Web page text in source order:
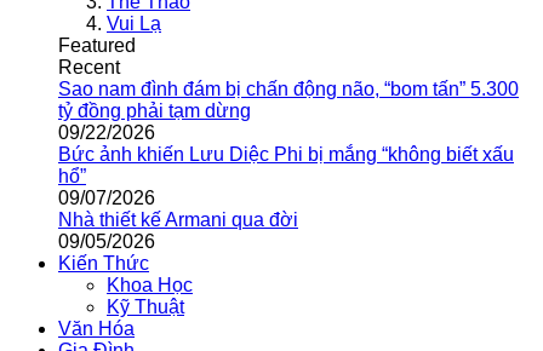
Vui Lạ
Featured
Recent
Sao nam đình đám bị chấn động não, “bom tấn” 5.300
tỷ đồng phải tạm dừng
09/22/2026
Bức ảnh khiến Lưu Diệc Phi bị mắng “không biết xấu
hổ”
09/07/2026
Nhà thiết kế Armani qua đời
09/05/2026
Kiến Thức
Khoa Học
Kỹ Thuật
Văn Hóa